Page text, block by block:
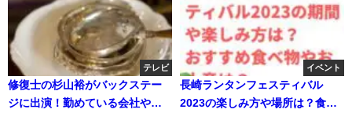
テレビ
修復士の杉山裕がバックステー
ジに出演！勤めている会社や依
イベント
長崎ランタンフェスティバル
2023の楽しみ方や場所は？食べ